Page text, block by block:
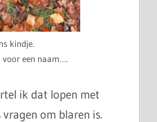
kindje.
een naam….
ik dat lopen met
om blaren is.